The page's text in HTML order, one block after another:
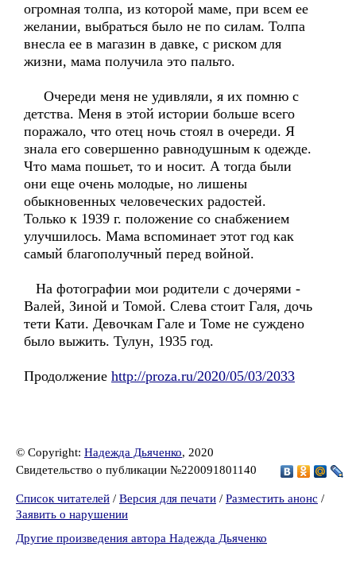
огромная толпа, из которой маме, при всем ее
желании, выбраться было не по силам. Толпа
внесла ее в магазин в давке, с риском для
жизни, мама получила это пальто.
Очереди меня не удивляли, я их помню с
детства. Меня в этой истории больше всего
поражало, что отец ночь стоял в очереди. Я
знала его совершенно равнодушным к одежде.
Что мама пошьет, то и носит. А тогда были
они еще очень молодые, но лишены
обыкновенных человеческих радостей.
Только к 1939 г. положение со снабжением
улучшилось. Мама вспоминает этот год как
самый благополучный перед войной.
На фотографии мои родители с дочерями -
Валей, Зиной и Томой. Слева стоит Галя, дочь
тети Кати. Девочкам Гале и Томе не суждено
было выжить. Тулун, 1935 год.
Продолжение http://proza.ru/2020/05/03/2033
© Copyright: Надежда Дьяченко, 2020
Свидетельство о публикации №220091801140
Список читателей / Версия для печати / Разместить анонс /
Заявить о нарушении
Другие произведения автора Надежда Дьяченко